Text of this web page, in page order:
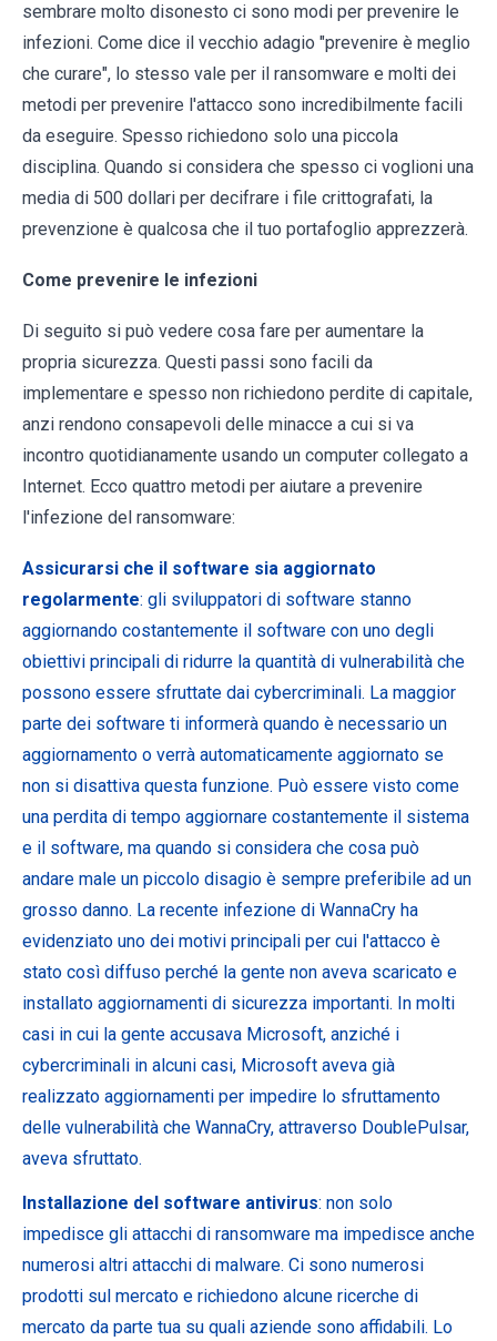
sembrare molto disonesto ci sono modi per prevenire le
infezioni. Come dice il vecchio adagio "prevenire è meglio
che curare", lo stesso vale per il ransomware e molti dei
metodi per prevenire l'attacco sono incredibilmente facili
da eseguire. Spesso richiedono solo una piccola
disciplina. Quando si considera che spesso ci voglioni una
media di 500 dollari per decifrare i file crittografati, la
prevenzione è qualcosa che il tuo portafoglio apprezzerà.
Come prevenire le infezioni
Di seguito si può vedere cosa fare per aumentare la
propria sicurezza. Questi passi sono facili da
implementare e spesso non richiedono perdite di capitale,
anzi rendono consapevoli delle minacce a cui si va
incontro quotidianamente usando un computer collegato a
Internet. Ecco quattro metodi per aiutare a prevenire
l'infezione del ransomware:
Assicurarsi che il software sia aggiornato
regolarmente: gli sviluppatori di software stanno
aggiornando costantemente il software con uno degli
obiettivi principali di ridurre la quantità di vulnerabilità che
possono essere sfruttate dai cybercriminali. La maggior
parte dei software ti informerà quando è necessario un
aggiornamento o verrà automaticamente aggiornato se
non si disattiva questa funzione. Può essere visto come
una perdita di tempo aggiornare costantemente il sistema
e il software, ma quando si considera che cosa può
andare male un piccolo disagio è sempre preferibile ad un
grosso danno. La recente infezione di WannaCry ha
evidenziato uno dei motivi principali per cui l'attacco è
stato così diffuso perché la gente non aveva scaricato e
installato aggiornamenti di sicurezza importanti. In molti
casi in cui la gente accusava Microsoft, anziché i
cybercriminali in alcuni casi, Microsoft aveva già
realizzato aggiornamenti per impedire lo sfruttamento
delle vulnerabilità che WannaCry, attraverso DoublePulsar,
aveva sfruttato.
Installazione del software antivirus: non solo
impedisce gli attacchi di ransomware ma impedisce anche
numerosi altri attacchi di malware. Ci sono numerosi
prodotti sul mercato e richiedono alcune ricerche di
mercato da parte tua su quali aziende sono affidabili. Lo